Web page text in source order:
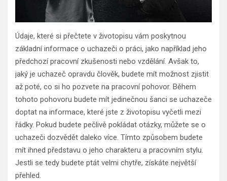
Údaje, které si přečtete v životopisu vám poskytnou
základní informace o uchazeči o práci, jako například jeho
předchozí pracovní zkušenosti nebo vzdělání. Avšak to,
jaký je uchazeč opravdu člověk, budete mít možnost zjistit
až poté, co si ho pozvete na pracovní pohovor. Během
tohoto pohovoru budete mít jedinečnou šanci se uchazeče
doptat na informace, které jste z životopisu vyčetli mezi
řádky. Pokud budete pečlivě pokládat otázky, můžete se o
uchazeči dozvědět daleko více. Tímto způsobem budete
mít ihned představu o jeho charakteru a pracovním stylu.
Jestli se tedy budete ptát velmi chytře, získáte největší
přehled.